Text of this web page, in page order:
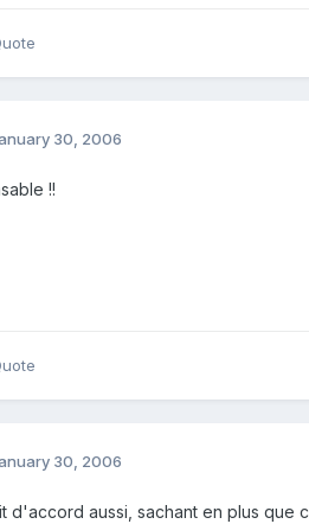
30, 2006
!!
30, 2006
d'accord aussi, sachant en plus que